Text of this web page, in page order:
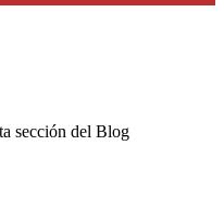
sección del Blog